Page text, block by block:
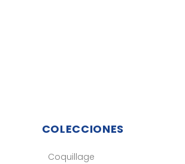
COLECCIONES
Coquillage